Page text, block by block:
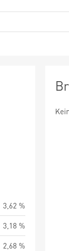
3,62 %
3,18 %
2,68 %